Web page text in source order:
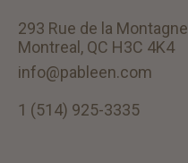
293 Rue de la Montagne
Montreal, QC H3C 4K4
info@pableen.com
1 (514) 925-3335